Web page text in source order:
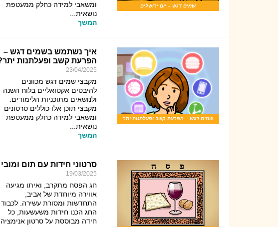
שמים דגש – יום ירושלים
ומשאבי למידה כחלק ממעטפת
נושאית...
המשך
שמים דגש – הפרעת קשב ופעלתנות יתר
איך נשתמש בשמים דגש –
הפרעת קשב ופעלתנות
23/04/2025
מקבצי שמים דגש מכוונים
להיבטים אקטואליים בלוח השנה
ולנושאים מתוכניות הלימודים.
מקבצי תוכן אלו כוללים סרטונים
ומשאבי למידה כחלק ממעטפת
נושאית...
המשך
סרטוני חידות עם תום ומובי
19/03/2025
חג הפסח מתקרב, ואיתו מגיעה
אווירה מיוחדת של אביב,
התחדשות ומסורת עשירה. לכבוד
החג הכנו חידות משעשעות, כל
חידה מבוססת על סרטון אנימציה